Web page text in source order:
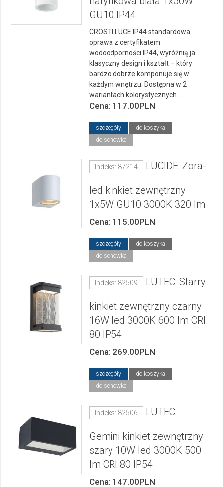
GU10 IP44
CROSTI LUCE IP44 standardowa
oprawa z certyfikatem
wodoodporności IP44, wyróżnią ja
klasyczny design i kształt – który
bardzo dobrze komponuje się w
każdym wnętrzu. Dostępna w 2
wariantach kolorystycznych...
Cena: 117.00PLN
szczegóły
do koszyka
do schowka
Indeks: 87214 LUCIDE: Zora-
led kinkiet zewnętrzny
1x5W GU10 3000K 320 lm
Cena: 115.00PLN
szczegóły
do koszyka
do schowka
Indeks: 82509 LUTEC: Starry
kinkiet zewnętrzny czarny
16W led 3000K 600 lm CRI
80 IP54
Cena: 269.00PLN
szczegóły
do koszyka
do schowka
Indeks: 82506 LUTEC:
Gemini kinkiet zewnętrzny
szary 10W led 3000K 500
lm CRI 80 IP54
Cena: 147.00PLN